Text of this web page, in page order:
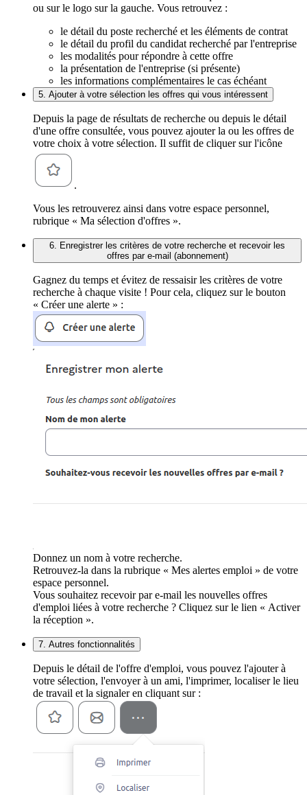
ou sur le logo sur la gauche. Vous retrouvez :
le détail du poste recherché et les éléments de contrat
le détail du profil du candidat recherché par l'entreprise
les modalités pour répondre à cette offre
la présentation de l'entreprise (si présente)
les informations complémentaires le cas échéant
5. Ajouter à votre sélection les offres qui vous intéressent
Depuis la page de résultats de recherche ou depuis le détail
d'une offre consultée, vous pouvez ajouter la ou les offres de
votre choix à votre sélection. Il suffit de cliquer sur l'icône
.
Vous les retrouverez ainsi dans votre espace personnel,
rubrique « Ma sélection d'offres ».
6. Enregistrer les critères de votre recherche et recevoir les
offres par e-mail (abonnement)
Gagnez du temps et évitez de ressaisir les critères de votre
recherche à chaque visite ! Pour cela, cliquez sur le bouton
« Créer une alerte » :
Donnez un nom à votre recherche.
Retrouvez-la dans la rubrique « Mes alertes emploi » de votre
espace personnel.
Vous souhaitez recevoir par e-mail les nouvelles offres
d'emploi liées à votre recherche ? Cliquez sur le lien « Activer
la réception ».
7. Autres fonctionnalités
Depuis le détail de l'offre d'emploi, vous pouvez l'ajouter à
votre sélection, l'envoyer à un ami, l'imprimer, localiser le lieu
de travail et la signaler en cliquant sur :